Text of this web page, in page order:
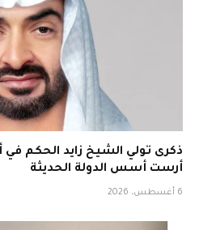
ذكرى تولي الشيخ زايد الحكم
أرست أسس الدولة الحديثة
6 أغسطس، 2026